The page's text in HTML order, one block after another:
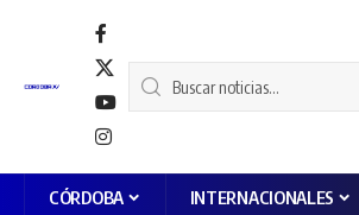
CÓRDOBA INTERNACIONALES